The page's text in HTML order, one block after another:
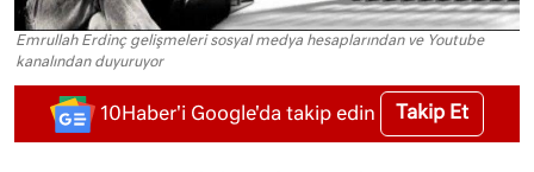
Emrullah Erdinç gelişmeleri sosyal medya hesaplarından ve Youtube
kanalından duyuruyor
10Haber'i Google'da takip edin Takip Et